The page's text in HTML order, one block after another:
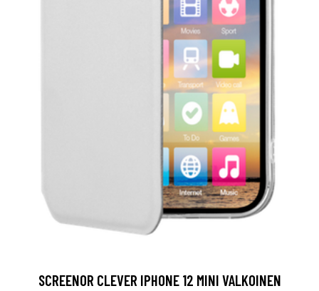
SCREENOR CLEVER IPHONE 12 MINI VALKOINEN